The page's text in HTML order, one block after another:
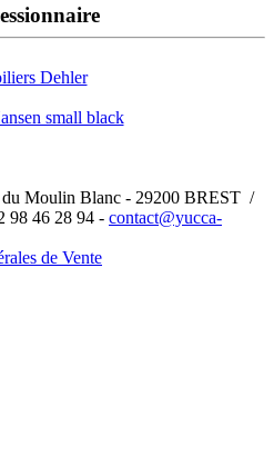
du Moulin Blanc - 29200 BREST /
98 46 28 94 - contact@yucca-
de Vente